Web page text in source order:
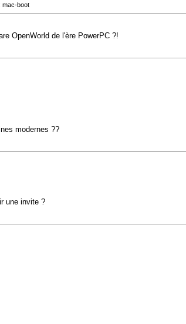
mac-boot
OpenWorld de l'ère PowerPC ?!
modernes ??
une invite ?